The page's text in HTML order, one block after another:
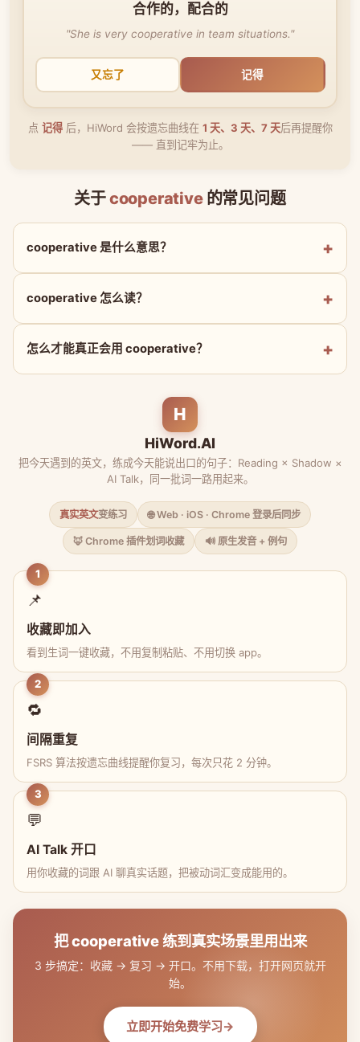
合作的，配合的
"She is very cooperative in team situations."
又忘了 记得
点 记得后，HiWord 会按遗忘曲线在 1 天、3 天、7 天后再提醒你
—— 直到记牢为止。
关于cooperative的常见问题
cooperative 是什么意思？
cooperative 怎么读？
怎么才能真正会用 cooperative？
H
HiWord.AI
把今天遇到的英文，练成今天能说出口的句子：Reading × Shadow ×
AI Talk，同一批词一路用起来。
真实英文变练习 🌐 Web · iOS · Chrome 登录后同步
🦊 Chrome 插件划词收藏 🔊 原生发音 + 例句
1
📌
收藏即加入
看到生词一键收藏，不用复制粘贴、不用切换 app。
2
🔁
间隔重复
FSRS 算法按遗忘曲线提醒你复习，每次只花 2 分钟。
3
💬
AI Talk 开口
用你收藏的词跟 AI 聊真实话题，把被动词汇变成能用的。
把 cooperative 练到真实场景里用出来
3 步搞定：收藏 → 复习 → 开口。不用下载，打开网页就开
始。
立即开始免费学习